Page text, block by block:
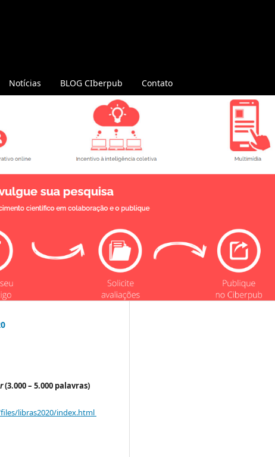
Notícias BLOG CIberpub Contato
(3.000 – 5.000 palavras)
libras2020/index.html